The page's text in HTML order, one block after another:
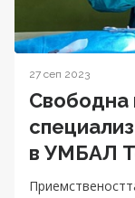
27 сеп 2023
Свободна
в УМБАЛ